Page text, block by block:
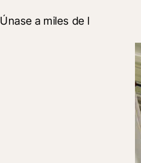
Únase a miles de l